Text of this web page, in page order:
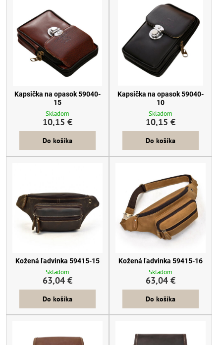
Kapsička na opasok 59040-
15
Skladom
10,15 €
Do košíka
Kapsička na opasok 59040-
10
Skladom
10,15 €
Do košíka
Kožená ľadvinka 59415-15
Skladom
63,04 €
Do košíka
Kožená ľadvinka 59415-16
Skladom
63,04 €
Do košíka